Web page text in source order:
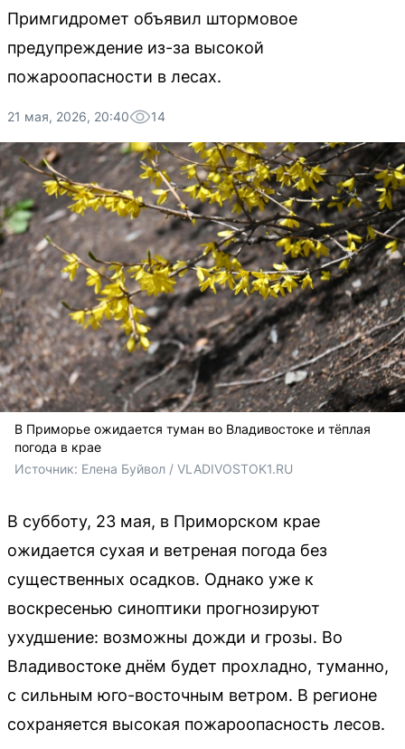
Примгидромет объявил штормовое
предупреждение из-за высокой
пожароопасности в лесах.
21 мая, 2026, 20:40 14
В Приморье ожидается туман во Владивостоке и тёплая
погода в крае
Источник: Елена Буйвол / VLADIVOSTOK1.RU
В субботу, 23 мая, в Приморском крае
ожидается сухая и ветреная погода без
существенных осадков. Однако уже к
воскресенью синоптики прогнозируют
ухудшение: возможны дожди и грозы. Во
Владивостоке днём будет прохладно, туманно,
с сильным юго-восточным ветром. В регионе
сохраняется высокая пожароопасность лесов.